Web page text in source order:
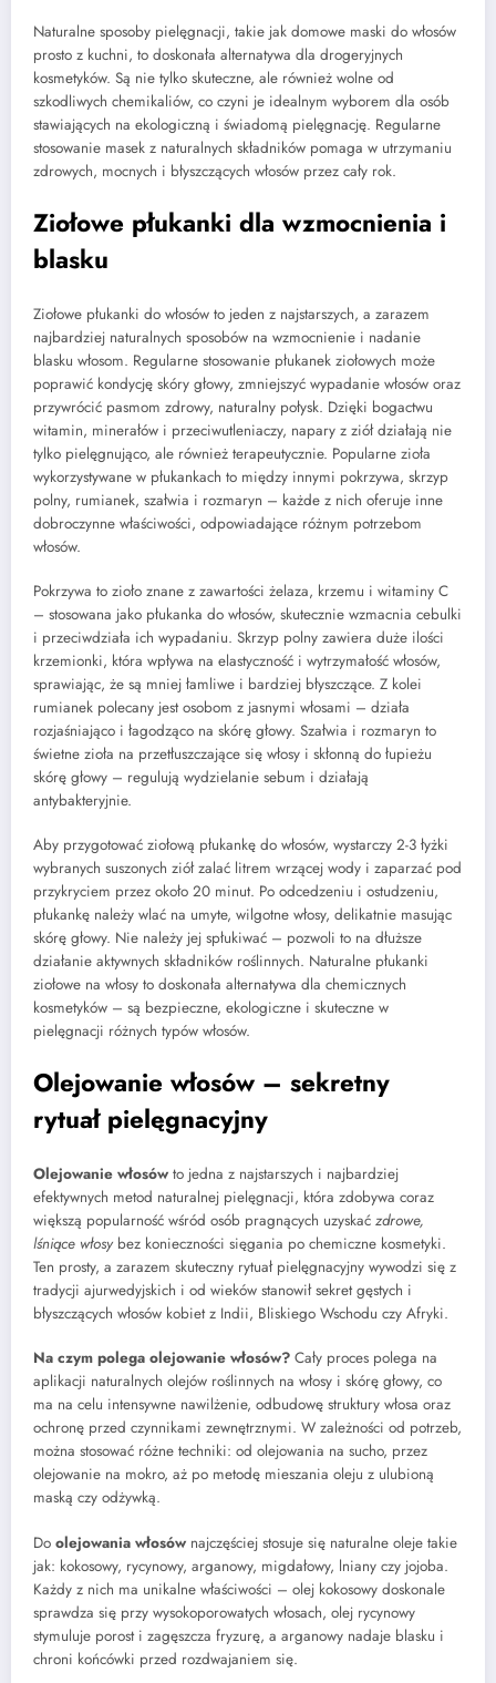
Naturalne sposoby pielęgnacji, takie jak domowe maski do włosów
prosto z kuchni, to doskonała alternatywa dla drogeryjnych
kosmetyków. Są nie tylko skuteczne, ale również wolne od
szkodliwych chemikaliów, co czyni je idealnym wyborem dla osób
stawiających na ekologiczną i świadomą pielęgnację. Regularne
stosowanie masek z naturalnych składników pomaga w utrzymaniu
zdrowych, mocnych i błyszczących włosów przez cały rok.
Ziołowe płukanki dla wzmocnienia i
blasku
Ziołowe płukanki do włosów to jeden z najstarszych, a zarazem
najbardziej naturalnych sposobów na wzmocnienie i nadanie
blasku włosom. Regularne stosowanie płukanek ziołowych może
poprawić kondycję skóry głowy, zmniejszyć wypadanie włosów oraz
przywrócić pasmom zdrowy, naturalny połysk. Dzięki bogactwu
witamin, minerałów i przeciwutleniaczy, napary z ziół działają nie
tylko pielęgnująco, ale również terapeutycznie. Popularne zioła
wykorzystywane w płukankach to między innymi pokrzywa, skrzyp
polny, rumianek, szałwia i rozmaryn – każde z nich oferuje inne
dobroczynne właściwości, odpowiadające różnym potrzebom
włosów.
Pokrzywa to zioło znane z zawartości żelaza, krzemu i witaminy C
– stosowana jako płukanka do włosów, skutecznie wzmacnia cebulki
i przeciwdziała ich wypadaniu. Skrzyp polny zawiera duże ilości
krzemionki, która wpływa na elastyczność i wytrzymałość włosów,
sprawiając, że są mniej łamliwe i bardziej błyszczące. Z kolei
rumianek polecany jest osobom z jasnymi włosami – działa
rozjaśniająco i łagodząco na skórę głowy. Szałwia i rozmaryn to
świetne zioła na przetłuszczające się włosy i skłonną do łupieżu
skórę głowy – regulują wydzielanie sebum i działają
antybakteryjnie.
Aby przygotować ziołową płukankę do włosów, wystarczy 2-3 łyżki
wybranych suszonych ziół zalać litrem wrzącej wody i zaparzać pod
przykryciem przez około 20 minut. Po odcedzeniu i ostudzeniu,
płukankę należy wlać na umyte, wilgotne włosy, delikatnie masując
skórę głowy. Nie należy jej spłukiwać – pozwoli to na dłuższe
działanie aktywnych składników roślinnych. Naturalne płukanki
ziołowe na włosy to doskonała alternatywa dla chemicznych
kosmetyków – są bezpieczne, ekologiczne i skuteczne w
pielęgnacji różnych typów włosów.
Olejowanie włosów – sekretny
rytuał pielęgnacyjny
Olejowanie włosów to jedna z najstarszych i najbardziej
efektywnych metod naturalnej pielęgnacji, która zdobywa coraz
większą popularność wśród osób pragnących uzyskać zdrowe,
lśniące włosy bez konieczności sięgania po chemiczne kosmetyki.
Ten prosty, a zarazem skuteczny rytuał pielęgnacyjny wywodzi się z
tradycji ajurwedyjskich i od wieków stanowił sekret gęstych i
błyszczących włosów kobiet z Indii, Bliskiego Wschodu czy Afryki.
Na czym polega olejowanie włosów? Cały proces polega na
aplikacji naturalnych olejów roślinnych na włosy i skórę głowy, co
ma na celu intensywne nawilżenie, odbudowę struktury włosa oraz
ochronę przed czynnikami zewnętrznymi. W zależności od potrzeb,
można stosować różne techniki: od olejowania na sucho, przez
olejowanie na mokro, aż po metodę mieszania oleju z ulubioną
maską czy odżywką.
Do olejowania włosów najczęściej stosuje się naturalne oleje takie
jak: kokosowy, rycynowy, arganowy, migdałowy, lniany czy jojoba.
Każdy z nich ma unikalne właściwości – olej kokosowy doskonale
sprawdza się przy wysokoporowatych włosach, olej rycynowy
stymuluje porost i zagęszcza fryzurę, a arganowy nadaje blasku i
chroni końcówki przed rozdwajaniem się.